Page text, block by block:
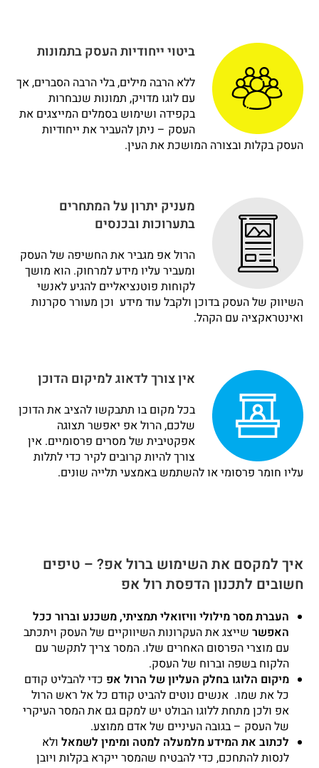
ביטוי ייחודיות העסק בתמונות
ללא הרבה מילים, בלי הרבה הסברים, אך
עם לוגו מדויק, תמונות שנבחרות
בקפידה ושימוש בסמלים המייצגים את
העסק – ניתן להעביר את ייחודיות
העסק בקלות ובצורה המושכת את העין.
מעניק יתרון על המתחרים
בתערוכות ובכנסים
הרול אפ מגביר את החשיפה של העסק
ומעביר עליו מידע למרחוק. הוא מושך
לקוחות פוטנציאליים להגיע לאנשי
השיווק של העסק בדוכן ולקבל עוד מידע וכן מעורר סקרנות
ואינטראקציה עם הקהל.
אין צורך לדאוג למיקום הדוכן
בכל מקום בו תתבקשו להציב את הדוכן
שלכם, הרול אפ יאפשר תצוגה
אפקטיבית של מסרים פרסומיים. אין
צורך להיות קרובים לקיר כדי לתלות
עליו חומר פרסומי או להשתמש באמצעי תלייה שונים.
איך למקסם את השימוש ברול אפ? – טיפים
חשובים לתכנון הדפסת רול אפ
העברת מסר מילולי וויזואלי תמציתי, משכנע וברור ככל
האפשר שייצג את העקרונות השיווקיים של העסק ויתכתב
עם מוצרי הפרסום האחרים שלו. המסר צריך לתקשר עם
הלקוח בשפה וברוח של העסק.
מיקום הלוגו בחלק העליון של הרול אפ כדי להבליט קודם
כל את שמו. אנשים נוטים להביט קודם כל אל ראש הרול
אפ ולכן מתחת ללוגו הבולט יש למקם גם את המסר העיקרי
של העסק – בגובה העיניים של אדם ממוצע.
לכתוב את המידע מלמעלה למטה ומימין לשמאל ולא
לנסות להתחכם, כדי להבטיח שהמסר ייקרא בקלות ויובן